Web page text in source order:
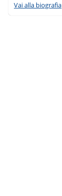
Vai alla biografia